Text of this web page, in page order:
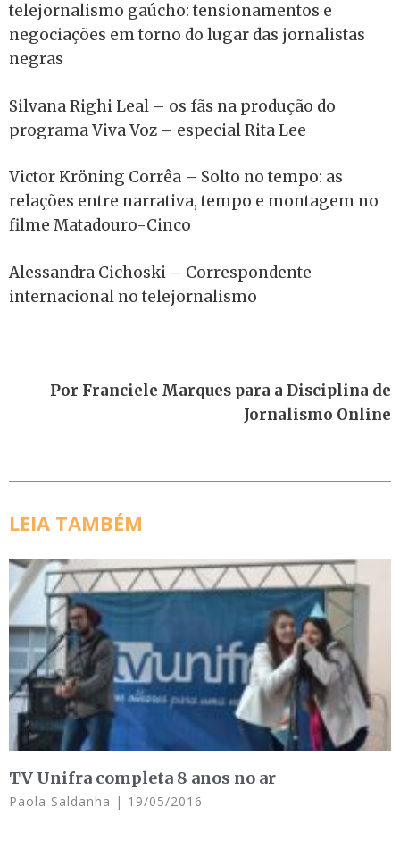
telejornalismo gaúcho: tensionamentos e
negociações em torno do lugar das jornalistas
negras
Silvana Righi Leal – os fãs na produção do
programa Viva Voz – especial Rita Lee
Victor Kröning Corrêa – Solto no tempo: as
relações entre narrativa, tempo e montagem no
filme Matadouro-Cinco
Alessandra Cichoski – Correspondente
internacional no telejornalismo
Por Franciele Marques para a Disciplina de
Jornalismo Online
LEIA TAMBÉM
TV Unifra completa 8 anos no ar
Paola Saldanha 19/05/2016